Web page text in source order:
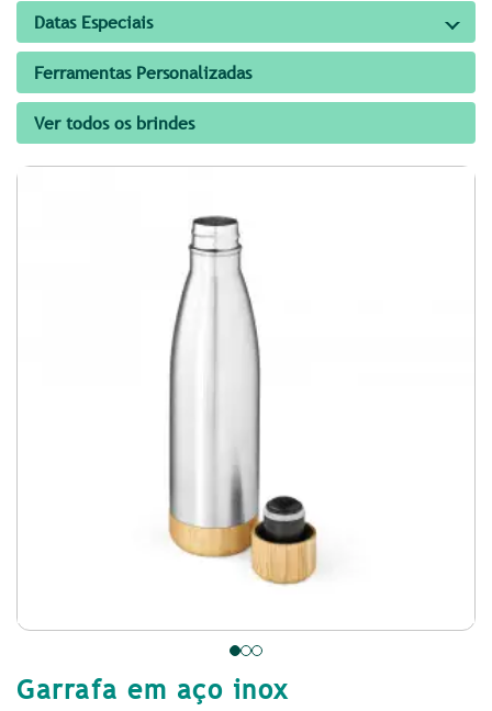
Datas Especiais
Ferramentas Personalizadas
Ver todos os brindes
Garrafa em aço inox